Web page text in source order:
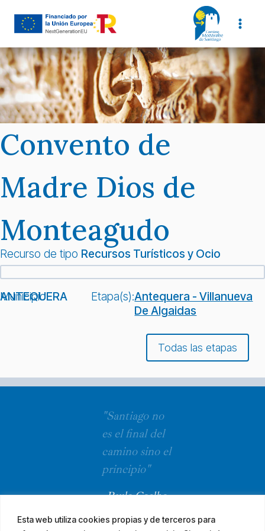
Esta web utiliza cookies propias y de terceros para
Convento de
Madre Dios de
Monteagudo
Recurso de tipo Recursos Turísticos y Ocio
Municipio:
ANTEQUERA Etapa(s):Antequera - Villanueva
De Algaidas
Todas las etapas
"Santiago no
es el final del
camino sino el
principio"
Paulo Coelho